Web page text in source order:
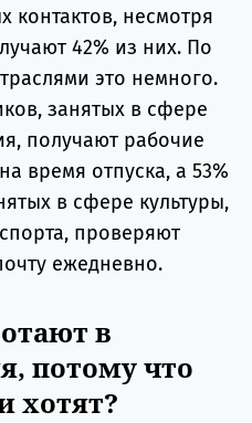
контактов, несмотря
42% из них. По
это немного.
занятых в сфере
получают рабочие
время отпуска, а 53%
в сфере культуры,
проверяют
ежедневно.
в
потому что
хотят?